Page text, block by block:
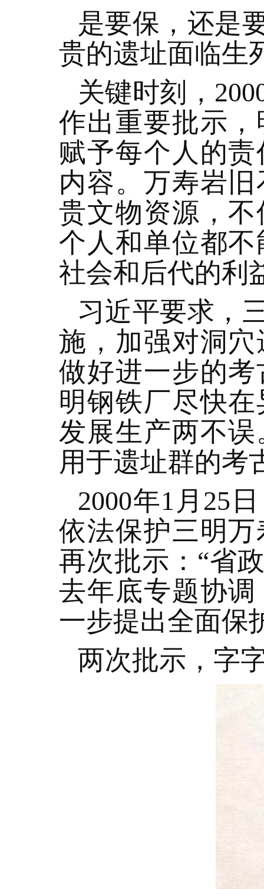
是要保，还是
贵的遗址面临生
关键时刻，
作出重要批示
赋予每个人的
内容。万寿岩
贵文物资源，
个人和单位都
社会和后代的利
习近平要求，
施，加强对洞
做好进一步的
明钢铁厂尽快
发展生产两不
用于遗址群的考
2000年1月25
依法保护三明
再次批示：“省
去年底专题协
一步提出全面保
两次批示，字